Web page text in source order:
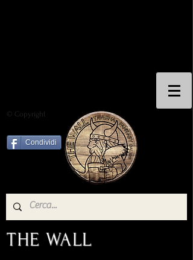
© Copyright
Condividi
THE WALL